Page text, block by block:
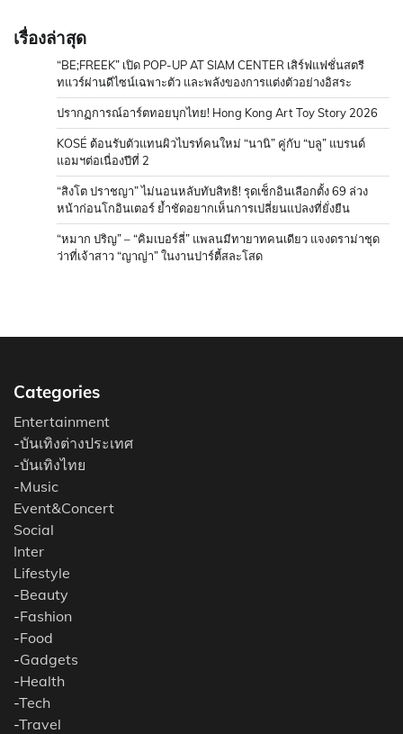
เรื่องล่าสุด
“BE;FREEK” เปิด POP-UP AT SIAM CENTER เสิร์ฟแฟชั่นสตรี
ทแวร์ผ่านดีไซน์เฉพาะตัว และพลังของการแต่งตัวอย่างอิสระ
ปรากฏการณ์อาร์ตทอยบุกไทย! Hong Kong Art Toy Story 2026
KOSÉ ต้อนรับตัวแทนผิวไบรท์คนใหม่ “นานิ” คู่กับ “บลู” แบรนด์
แอมฯต่อเนื่องปีที่ 2
“สิงโต ปราชญา” ไม่นอนหลับทับสิทธิ! รุดเช็กอินเลือกตั้ง 69 ล่วง
หน้าก่อนโกอินเตอร์ ย้ำชัดอยากเห็นการเปลี่ยนแปลงที่ยั่งยืน
“หมาก ปริญ” – “คิมเบอร์ลี่” แพลนมีทายาทคนเดียว แจงดราม่าชุด
ว่าที่เจ้าสาว “ญาญ่า” ในงานปาร์ตี้สละโสด
Categories
Entertainment
-บันเทิงต่างประเทศ
-บันเทิงไทย
-Music
Event&Concert
Social
Inter
Lifestyle
-Beauty
-Fashion
-Food
-Gadgets
-Health
-Tech
-Travel